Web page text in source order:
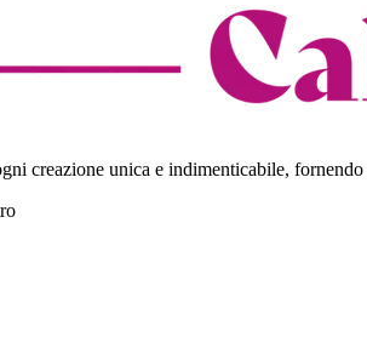
creazione unica e indimenticabile, fornendo